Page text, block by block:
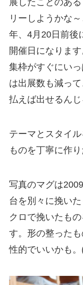
展したことのあ
リーしようかな
年、4月20日前後
開催日になりま
集枠がすぐにい
は出展数も減っ
払えば出せるんじ
テーマとスタイ
ものを丁寧に作
写真のマグは
台を別々に挽い
クロで挽いたも
す。形の整った
性的でいいかも。